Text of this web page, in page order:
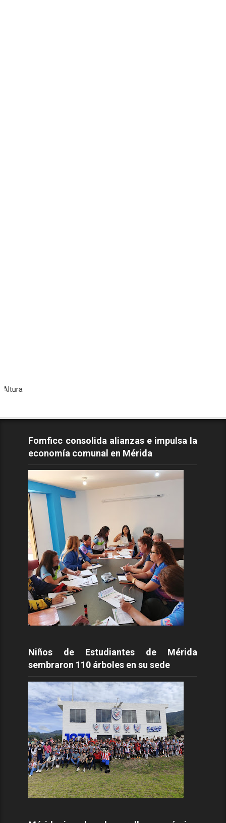
Fomficc consolida alianzas e impulsa la
economía comunal en Mérida
Niños de Estudiantes de Mérida
sembraron 110 árboles en su sede